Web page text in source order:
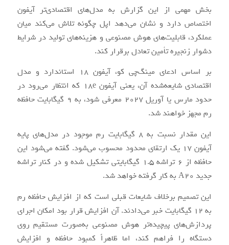
بخش مهمی از این گزارش به مدل‌های اقتصادی‌تر آیفون
اختصاص دارد و نشان می‌دهد اپل چگونه تلاش می‌کند میان
عملکرد، قابلیت‌های هوش مصنوعی و هزینه‌های تولید در شرایط
دشوار زنجیره تأمین تعادل برقرار کند.
بر اساس ادعای مینگ‌چی کو، آیفون 18 استاندارد و مدل
اقتصادی شایعه‌شده آن، یعنی آیفون 18e که انتظار می‌رود در
حدود مارس یا آوریل 2027 معرفی شود، به 9 گیگابایت حافظه
رم مجهز خواهند شد.
این مقدار نسبت به 8 گیگابایت رم موجود در مدل‌های پایه
آیفون 17 یک ارتقای محدود محسوب می‌شود. گفته می‌شود این
حافظه از 6 تراشه 1.5 گیگابایتی تشکیل شده و در کنار تراشه
جدید A20 به کار گرفته خواهد شد.
این تصمیم برخلاف شایعات قبلی است که از افزایش حافظه رم
به 12 گیگابایت خبر می‌دادند. آن افزایش قرار بود امکان اجرای
پردازش‌های پیچیده‌تر هوش مصنوعی به‌صورت مستقیم روی
دستگاه را فراهم کند، اما ظاهراً کمبود حافظه و افزایش